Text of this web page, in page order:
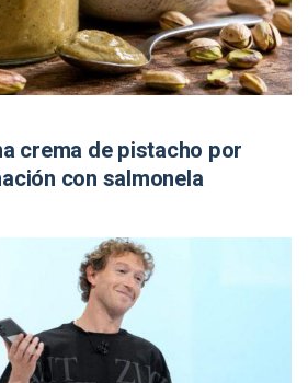
crema de pistacho por
con salmonela